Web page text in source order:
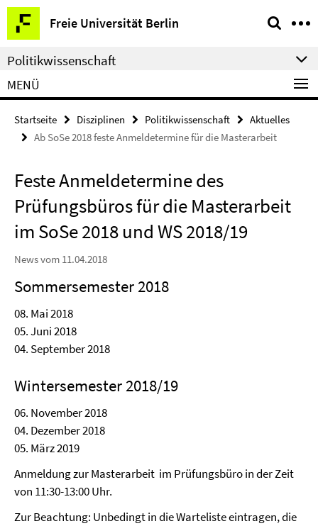
Springe
direkt
zu
Inhalt
Freie Universität Berlin
Service-
Navigation
Politikwissenschaft
MENÜ
Startseite Disziplinen Politikwissenschaft
Aktuelles
Ab SoSe 2018 feste Anmeldetermine für die Masterarbeit
Feste Anmeldetermine des
Prüfungsbüros für die Masterarbeit
im SoSe 2018 und WS 2018/19
News vom 11.04.2018
Sommersemester 2018
08. Mai 2018
05. Juni 2018
04. September 2018
Wintersemester 2018/19
06. November 2018
04. Dezember 2018
05. März 2019
Anmeldung zur Masterarbeit im Prüfungsbüro in der Zeit
von 11:30-13:00 Uhr.
Zur Beachtung: Unbedingt in die Warteliste eintragen, die